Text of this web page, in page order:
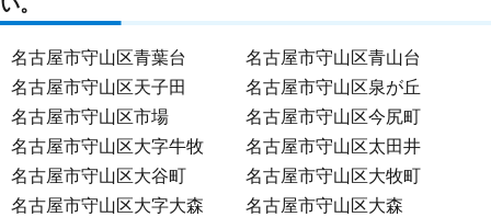
名古屋市守山区青葉台
名古屋市守山区青山台
名古屋市守山区天子田
名古屋市守山区泉が丘
名古屋市守山区市場
名古屋市守山区今尻町
名古屋市守山区大字牛牧
名古屋市守山区太田井
名古屋市守山区大谷町
名古屋市守山区大牧町
名古屋市守山区大字大森
名古屋市守山区大森